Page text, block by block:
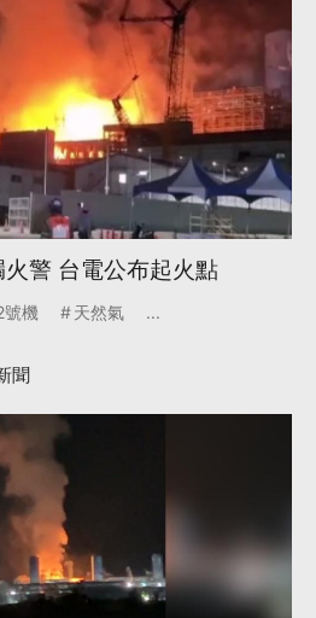
警 台電公布起火點
號機 天然氣 ...
聞